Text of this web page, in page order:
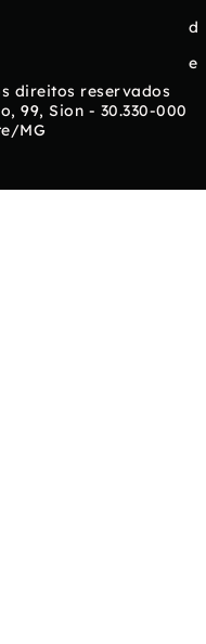
d
e
direitos reservados
99, Sion - 30.330-000
MG